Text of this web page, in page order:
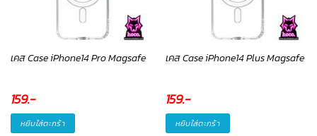
เคส Case iPhone14 Pro Magsafe
159.-
หยิบใส่ตะกร้า
เคส Case iPhone14 Plus Magsafe
159.-
หยิบใส่ตะกร้า